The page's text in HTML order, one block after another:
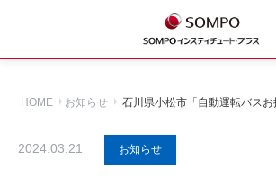
HOME お知らせ 石川県小松市「自動運転バス
2024.03.21 お知らせ